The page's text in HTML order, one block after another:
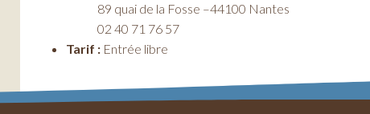
89 quai de la Fosse –44100 Nantes
02 40 71 76 57
Tarif : Entrée libre